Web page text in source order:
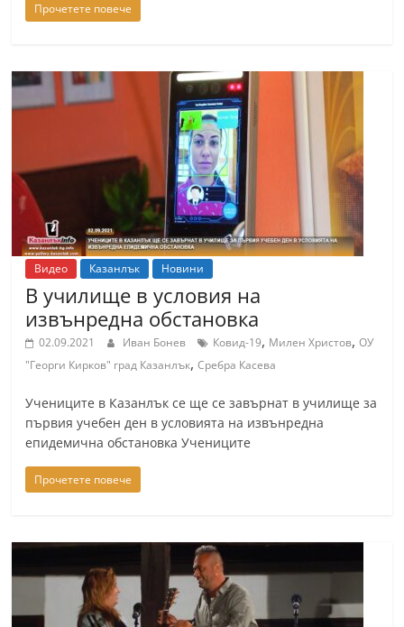
Прочетете повече
Видео Казанлък Новини
В училище в условия на
извънредна обстановка
02.09.2021 Иван Бонев Ковид-19, Милен Христов,ОУ
"Георги Кирков" град Казанлък,Сребра Касева
Учениците в Казанлък се ще се завърнат в училище за
първия учебен ден в условията на извънредна
епидемична обстановка Учениците
Прочетете повече